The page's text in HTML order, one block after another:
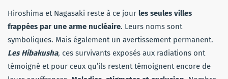
Hiroshima et Nagasaki reste à ce jour les seules villes
frappées par une arme nucléaire. Leurs noms sont
symboliques. Mais également un avertissement permanent.
Les Hibakusha, ces survivants exposés aux radiations ont
témoigné et pour ceux qu’ils restent témoignent encore de